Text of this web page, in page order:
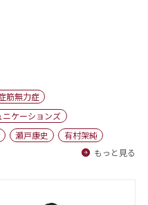
筋無力症
ニケーションズ
瀬戸康史
有村架純
もっと見る